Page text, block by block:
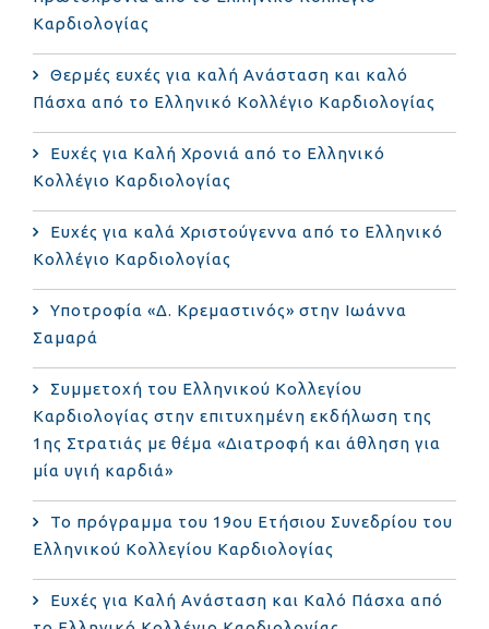
Καρδιολογίας
Θερμές ευχές για καλή Ανάσταση και καλό
Πάσχα από το Ελληνικό Κολλέγιο Καρδιολογίας
Ευχές για Καλή Χρονιά από το Ελληνικό
Κολλέγιο Καρδιολογίας
Ευχές για καλά Χριστούγεννα από το Ελληνικό
Κολλέγιο Καρδιολογίας
Υποτροφία «Δ. Κρεμαστινός» στην Ιωάννα
Σαμαρά
Συμμετοχή του Ελληνικού Κολλεγίου
Καρδιολογίας στην επιτυχημένη εκδήλωση της
1ης Στρατιάς με θέμα «Διατροφή και άθληση για
μία υγιή καρδιά»
Το πρόγραμμα του 19ου Ετήσιου Συνεδρίου του
Ελληνικού Κολλεγίου Καρδιολογίας
Ευχές για Καλή Ανάσταση και Καλό Πάσχα από